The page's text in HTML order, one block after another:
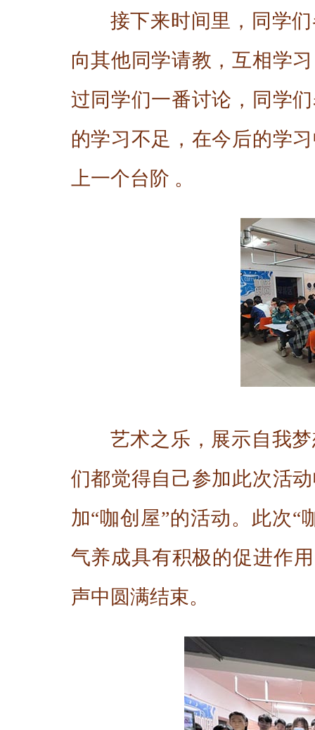
接下来时间里，同学
向其他同学请教，互相学
过同学们一番讨论，同学
的学习不足，在今后的学
上一个台阶 。
艺术之乐，展示自我
们都觉得自己参加此次活
加“咖创屋”的活动。此次“
气养成具有积极的促进作
声中圆满结束。